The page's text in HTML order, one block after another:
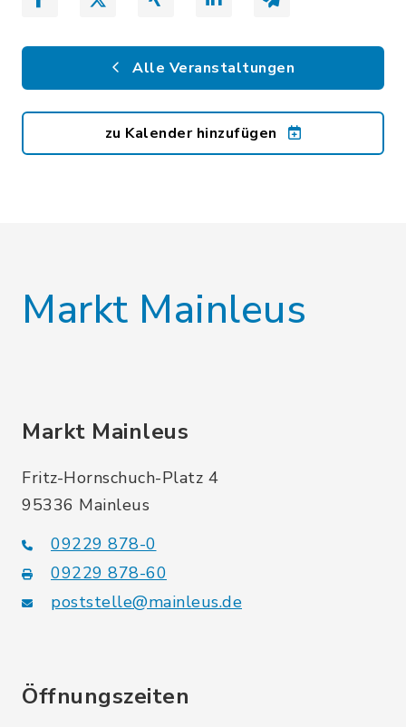
Alle Veranstaltungen
zu Kalender hinzufügen
Markt Mainleus
Markt Mainleus
Fritz-Hornschuch-Platz 4
95336 Mainleus
09229 878-0
09229 878-60
poststelle@mainleus.de
Öffnungszeiten